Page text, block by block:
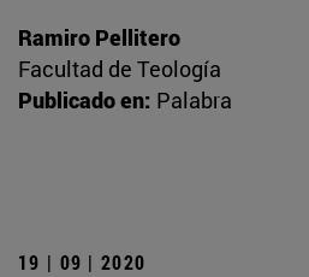
Ramiro Pellitero
Facultad de Teología
Publicado en: Palabra
19 | 09 | 2020